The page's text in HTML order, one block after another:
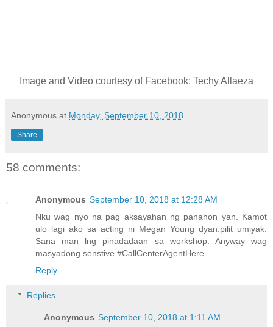
Image and Video courtesy of Facebook: Techy Allaeza
Anonymous at Monday, September 10, 2018
Share
58 comments:
Anonymous September 10, 2018 at 12:28 AM
Nku wag nyo na pag aksayahan ng panahon yan. Kamot
ulo lagi ako sa acting ni Megan Young dyan.pilit umiyak.
Sana man lng pinadadaan sa workshop. Anyway wag
masyadong senstive.#CallCenterAgentHere
Reply
Replies
Anonymous September 10, 2018 at 1:11 AM